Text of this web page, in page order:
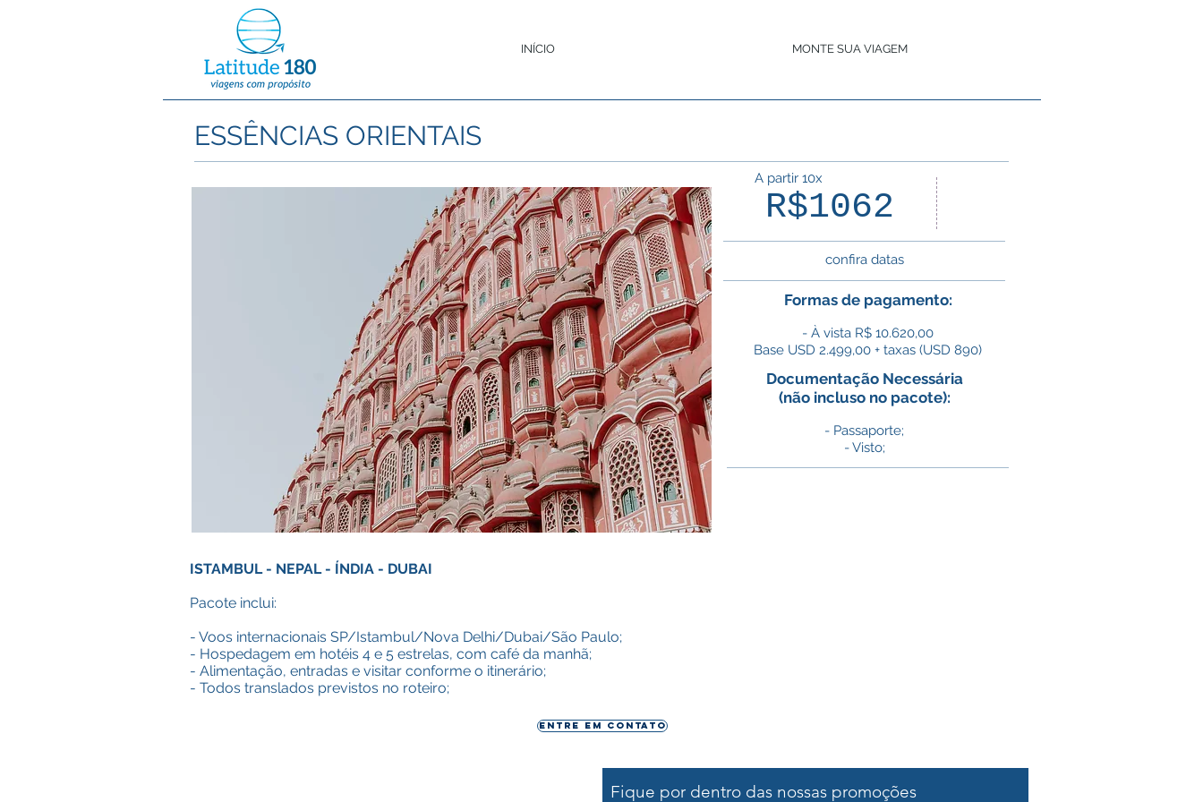
INÍCIO MONTE SUA VIAGEM
ESSÊNCIAS ORIENTAIS
A partir 10x
R$1062
confira datas
Formas de pagamento:
- À vista R$ 10.620,00
Base USD 2.499,00 + taxas (USD 890)
Documentação Necessária
(não incluso no pacote):
- Passaporte;
- Visto;
ISTAMBUL - NEPAL - ÍNDIA - DUBAI
Pacote inclui:
- Voos internacionais SP/Istambul/Nova Delhi/Dubai/São Paulo;
- Hospedagem em hotéis 4 e 5 estrelas, com café da manhã;
- Alimentação, entradas e visitar conforme o itinerário;
- Todos translados previstos no roteiro;
Entre em contato
Fique por dentro das nossas promoções